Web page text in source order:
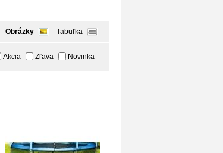
Obrázky Tabuľka
Akcia Zľava Novinka